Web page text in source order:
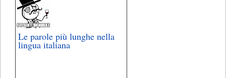
Le parole più lunghe nella
lingua italiana